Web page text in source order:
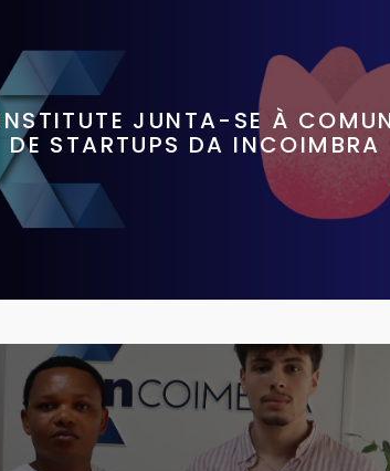
JUNTA-SE À
DE STARTUPS DA INCOIMBRA